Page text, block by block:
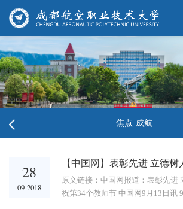
焦点·成航
28
09-2018
原文链接：中国网报道：表彰先进
祝第34个教师节 中国网9月13日讯 9月10日，成都航空职